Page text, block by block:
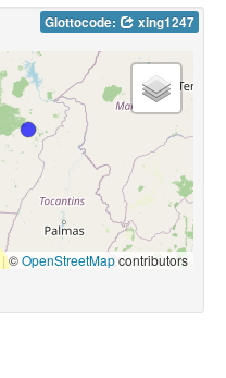
Glottocode: xing1247
|©OpenStreetMapcontributors